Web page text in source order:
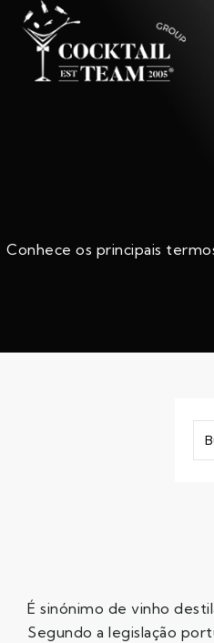
Conhece os principais
É sinónimo de vinho
Segundo a legislação